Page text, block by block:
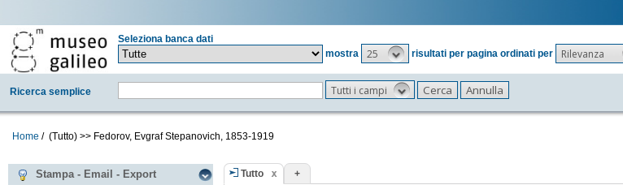
Seleziona banca dati
mostra
25 risultati per pagina ordinati per Rilevanza
Ricerca semplice Tutti i campi
Home / (Tutto) >> Fedorov, Evgraf Stepanovich, 1853-1919
Stampa - Email - Export Tutto +